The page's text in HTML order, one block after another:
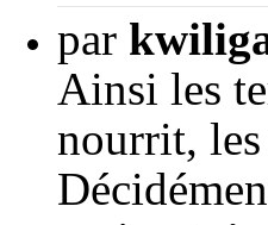
par
Ainsi les
nourrit,